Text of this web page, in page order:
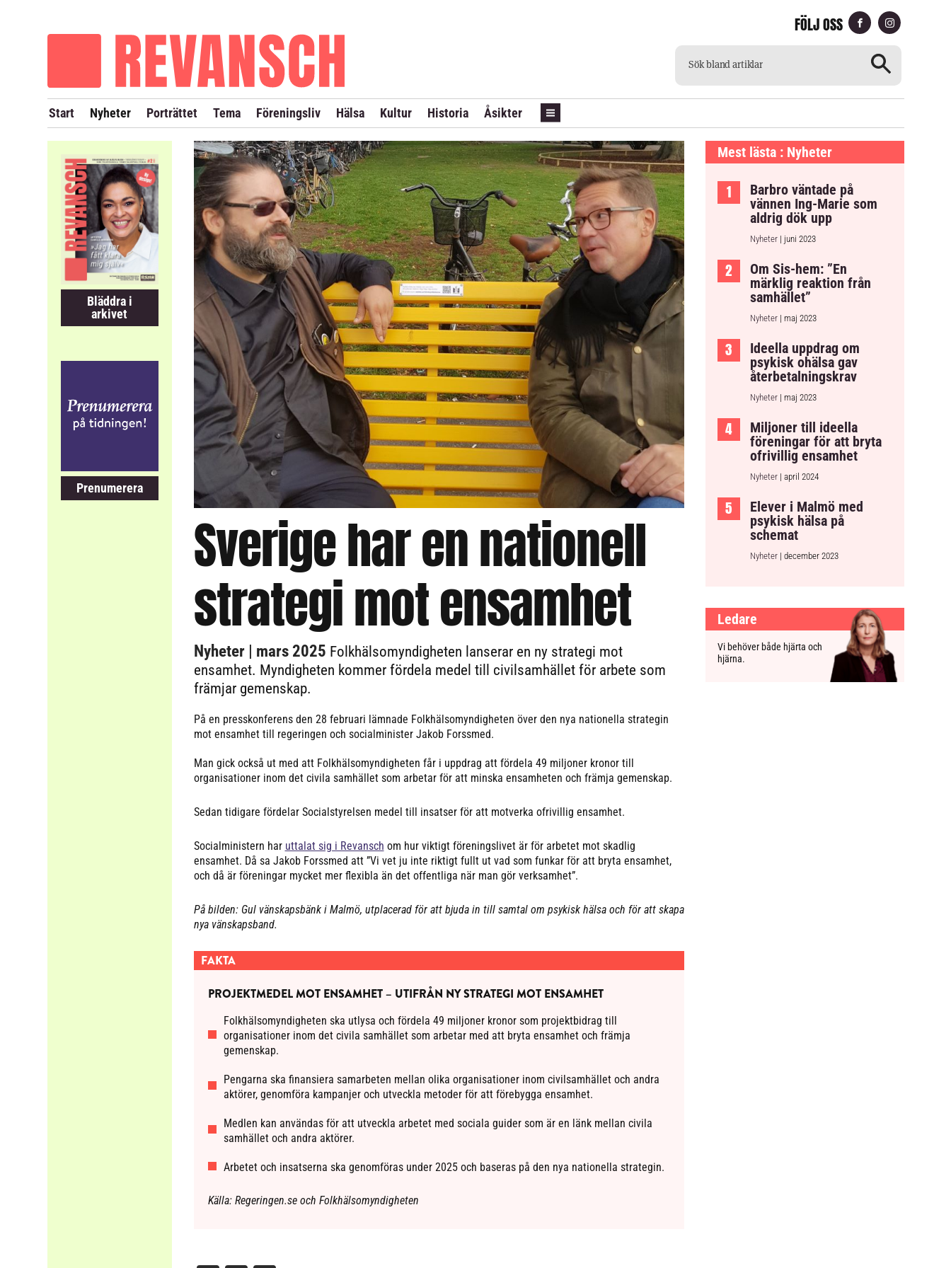
Start Nyheter Porträttet Tema Föreningsliv Hälsa Kultur Historia Åsikter
OM REVANSCH TIDIGARE NUMMER PRENUMERERA ANNONSERA LÖPSEDEL REVANSCH
FÖLJ OSS
Sverige har en nationell
strategi mot ensamhet
Nyheter| mars 2025 Folkhälsomyndigheten lanserar en ny strategi mot
ensamhet. Myndigheten kommer fördela medel till civilsamhället för arbete som
främjar gemenskap.
På en presskonferens den 28 februari lämnade Folkhälsomyndigheten över den nya nationella strategin
mot ensamhet till regeringen och socialminister Jakob Forssmed.
Man gick också ut med att Folkhälsomyndigheten får i uppdrag att fördela 49 miljoner kronor till
organisationer inom det civila samhället som arbetar för att minska ensamheten och främja gemenskap.
Sedan tidigare fördelar Socialstyrelsen medel till insatser för att motverka ofrivillig ensamhet.
Socialministern har uttalat sig i Revansch om hur viktigt föreningslivet är för arbetet mot skadlig
ensamhet. Då sa Jakob Forssmed att ”Vi vet ju inte riktigt fullt ut vad som funkar för att bryta ensamhet,
och då är föreningar mycket mer flexibla än det offentliga när man gör verksamhet”.
På bilden: Gul vänskapsbänk i Malmö, utplacerad för att bjuda in till samtal om psykisk hälsa och för att skapa
nya vänskapsband.
FAKTA
PROJEKTMEDEL MOT ENSAMHET – UTIFRÅN NY STRATEGI MOT ENSAMHET
Folkhälsomyndigheten ska utlysa och fördela 49 miljoner kronor som projektbidrag till
organisationer inom det civila samhället som arbetar med att bryta ensamhet och främja
gemenskap.
Pengarna ska finansiera samarbeten mellan olika organisationer inom civilsamhället och andra
aktörer, genomföra kampanjer och utveckla metoder för att förebygga ensamhet.
Medlen kan användas för att utveckla arbetet med sociala guider som är en länk mellan civila
samhället och andra aktörer.
Arbetet och insatserna ska genomföras under 2025 och baseras på den nya nationella strategin.
Källa: Regeringen.se och Folkhälsomyndigheten
Bläddra i
arkivet
Prenumerera
Mest lästa : Nyheter
Barbro väntade på
vännen Ing-Marie som
aldrig dök upp
Nyheter| juni 2023
Om Sis-hem: ”En
märklig reaktion från
samhället”
Nyheter| maj 2023
Ideella uppdrag om
psykisk ohälsa gav
återbetalningskrav
Nyheter| maj 2023
Miljoner till ideella
föreningar för att bryta
ofrivillig ensamhet
Nyheter| april 2024
Elever i Malmö med
psykisk hälsa på
schemat
Nyheter| december 2023
Ledare
Vi behöver både hjärta och
hjärna.